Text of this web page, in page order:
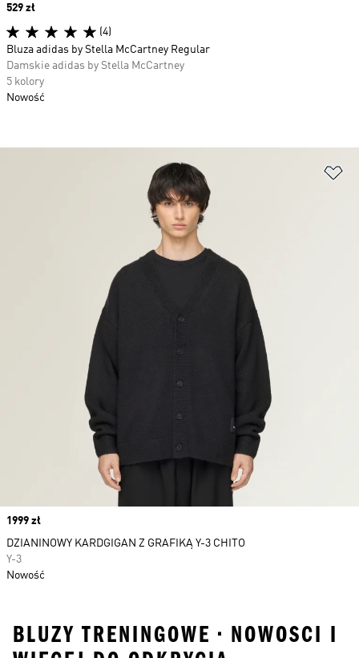
Price
529 zł
(4)
Bluza adidas by Stella McCartney Regular
Damskie adidas by Stella McCartney
5 kolory
Nowość
Price
1999 zł
DZIANINOWY KARDGIGAN Z GRAFIKĄ Y-3 CHITO
Y-3
Nowość
BLUZY TRENINGOWE • NOWOSCI I